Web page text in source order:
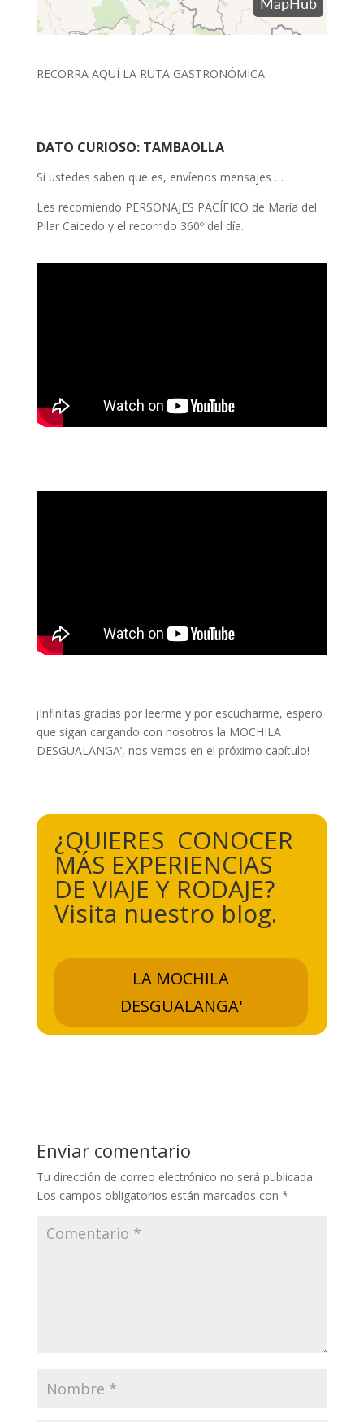
RECORRA AQUÍ LA RUTA GASTRONÓMICA.
DATO CURIOSO: TAMBAOLLA
Si ustedes saben que es, envíenos mensajes …
Les recomiendo PERSONAJES PACÍFICO de María del
Pilar Caicedo y el recorrido 360º del día.
¡Infinitas gracias por leerme y por escucharme, espero
que sigan cargando con nosotros la MOCHILA
DESGUALANGA’, nos vemos en el próximo capítulo!
¿QUIERES CONOCER
MÁS EXPERIENCIAS
DE VIAJE Y RODAJE?
Visita nuestro blog.
LA MOCHILA
DESGUALANGA'
Enviar comentario
Tu dirección de correo electrónico no será publicada.
Los campos obligatorios están marcados con *